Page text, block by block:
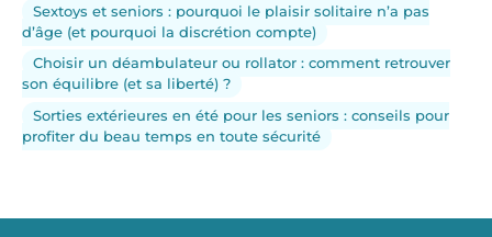
Sextoys et seniors : pourquoi le plaisir solitaire n’a pas
d’âge (et pourquoi la discrétion compte)
Choisir un déambulateur ou rollator : comment retrouver
son équilibre (et sa liberté) ?
Sorties extérieures en été pour les seniors : conseils pour
profiter du beau temps en toute sécurité